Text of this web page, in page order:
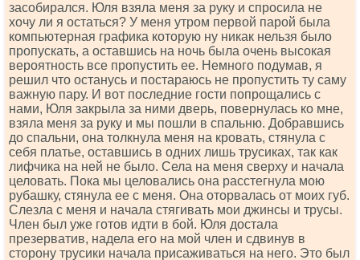
засобирался. Юля взяла меня за руку и спросила не
хочу ли я остаться? У меня утром первой парой была
компьютерная графика которую ну никак нельзя было
пропускать, а оставшись на ночь была очень высокая
вероятность все пропустить ее. Немного подумав, я
решил что останусь и постараюсь не пропустить ту саму
важную пару. И вот последние гости попрощались с
нами, Юля закрыла за ними дверь, повернулась ко мне,
взяла меня за руку и мы пошли в спальню. Добравшись
до спальни, она толкнула меня на кровать, стянула с
себя платье, оставшись в одних лишь трусиках, так как
лифчика на ней не было. Села на меня сверху и начала
целовать. Пока мы целовались она расстегнула мою
рубашку, стянула ее с меня. Она оторвалась от моих губ.
Слезла с меня и начала стягивать мои джинсы и трусы.
Член был уже готов идти в бой. Юля достала
презерватив, надела его на мой член и сдвинув в
сторону трусики начала присаживаться на него. Это был